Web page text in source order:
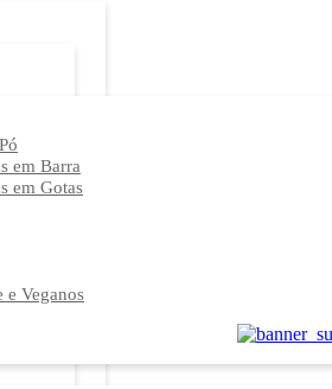
em Barra
em Gotas
e Veganos